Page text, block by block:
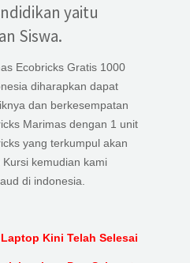
yaitu
Siswa.
Ecobricks Gratis 1000
diharapkan dapat
dan berkesempatan
Marimas dengan 1 unit
yang terkumpul akan
kemudian kami
di indonesia.
Kini Telah Selesai